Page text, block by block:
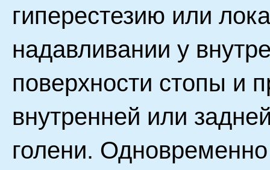
гиперестезию или
надавливании у
поверхности стопы и
внутренней или
голени.